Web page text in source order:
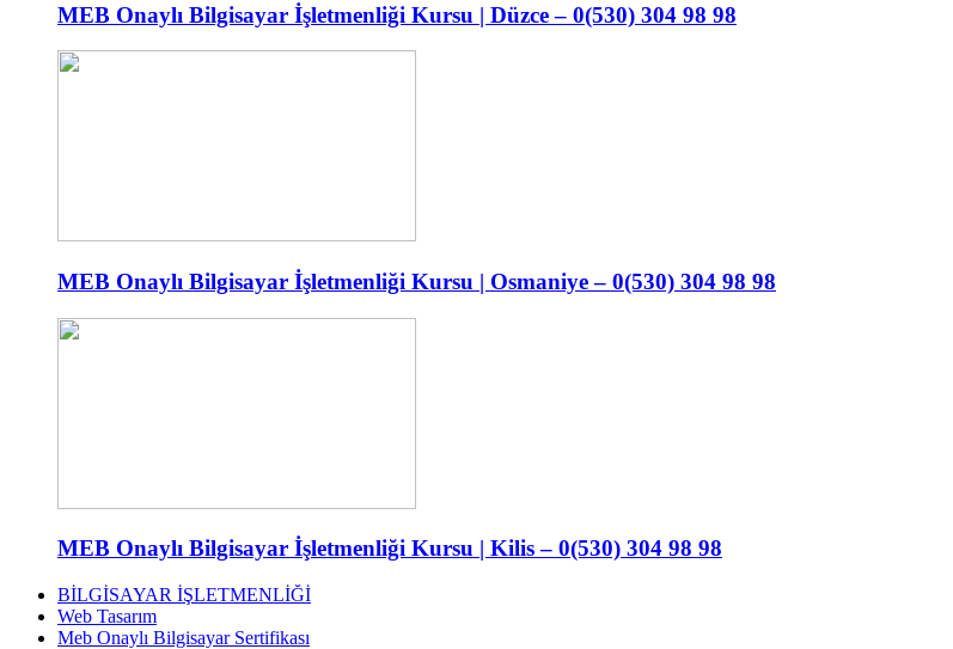
MEB Onaylı Bilgisayar İşletmenliği Kursu | Düzce – 0(530) 304 98 98
MEB Onaylı Bilgisayar İşletmenliği Kursu | Osmaniye – 0(530) 304 98 98
MEB Onaylı Bilgisayar İşletmenliği Kursu | Kilis – 0(530) 304 98 98
BİLGİSAYAR İŞLETMENLİĞİ
Web Tasarım
Meb Onaylı Bilgisayar Sertifikası